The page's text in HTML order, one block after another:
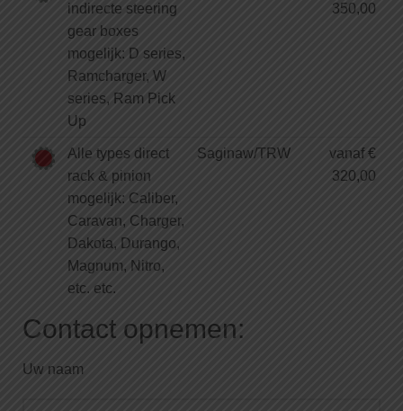
indirecte steering
gear boxes
mogelijk: D series,
Ramcharger, W
series, Ram Pick
Up
350,00
Alle types direct
rack & pinion
mogelijk: Caliber,
Caravan, Charger,
Dakota, Durango,
Magnum, Nitro,
etc. etc.
Saginaw/TRW
vanaf €
320,00
Contact opnemen:
Uw naam